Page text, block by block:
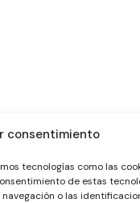
consentimiento
tecnologías como las
de estas
o las